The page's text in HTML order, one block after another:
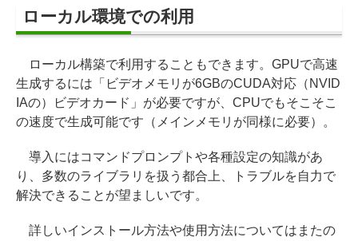
ローカル環境での利用
ローカル構築で利用することもできます。GPUで高速
生成するには「ビデオメモリが6GBのCUDA対応（NVID
IAの）ビデオカード」が必要ですが、CPUでもそこそこ
の速度で生成可能です（メインメモリが同様に必要）。
導入にはコマンドプロンプトや各種設定の知識があ
り、多数のライブラリを扱う都合上、トラブルを自力で
解決できることが望ましいです。
詳しいインストール方法や使用方法についてはまたの